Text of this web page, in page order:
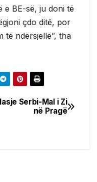
e BE-së, ju doni të
çdo ditë, por
të ndërsjellë”, tha
Serbi-Mal i Zi
në Pragë